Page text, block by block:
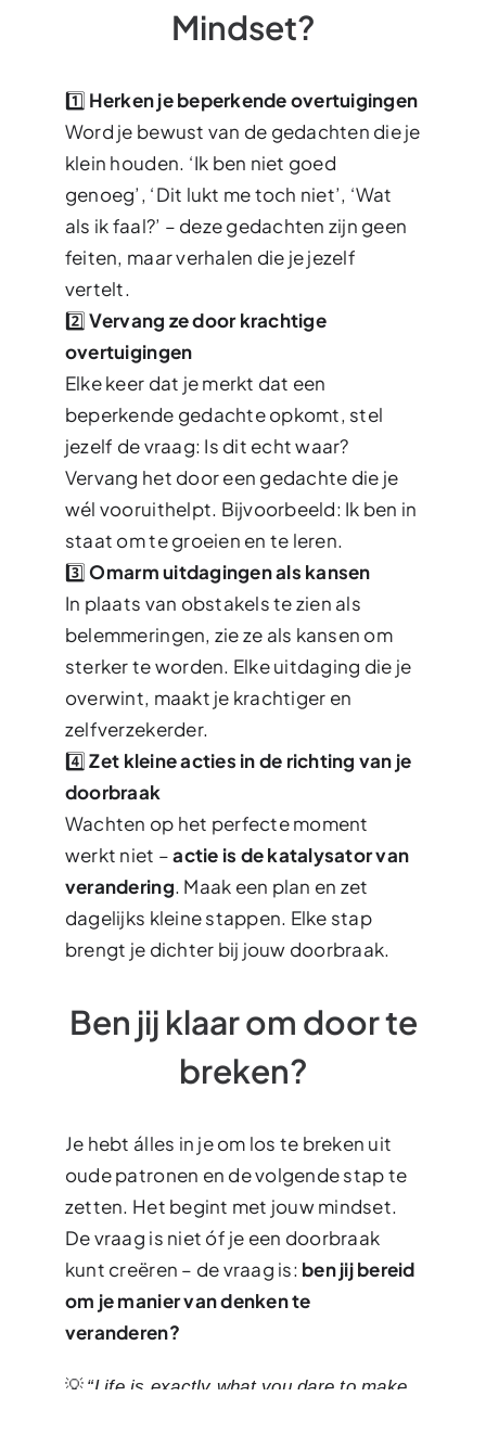
Mindset?
1️⃣ Herken je beperkende overtuigingen
Word je bewust van de gedachten die je
klein houden. ‘Ik ben niet goed
genoeg’, ‘Dit lukt me toch niet’, ‘Wat
als ik faal?’ – deze gedachten zijn geen
feiten, maar verhalen die je jezelf
vertelt.
2️⃣Vervang ze door krachtige
overtuigingen
Elke keer dat je merkt dat een
beperkende gedachte opkomt, stel
jezelf de vraag: Is dit echt waar?
Vervang het door een gedachte die je
wél vooruithelpt. Bijvoorbeeld: Ik ben in
staat om te groeien en te leren.
3️⃣Omarm uitdagingen als kansen
In plaats van obstakels te zien als
belemmeringen, zie ze als kansen om
sterker te worden. Elke uitdaging die je
overwint, maakt je krachtiger en
zelfverzekerder.
4️⃣Zet kleine acties in de richting van je
doorbraak
Wachten op het perfecte moment
werkt niet –actie is de katalysator van
verandering. Maak een plan en zet
dagelijks kleine stappen. Elke stap
brengt je dichter bij jouw doorbraak.
Ben jij klaar om door te
breken?
Je hebt álles in je om los te breken uit
oude patronen en de volgende stap te
zetten. Het begint met jouw mindset.
De vraag is niet óf je een doorbraak
kunt creëren – de vraag is: ben jij bereid
om je manier van denken te
veranderen?
💡 “Life is exactly what you dare to make